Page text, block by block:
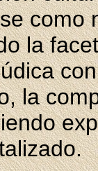
como
la
la